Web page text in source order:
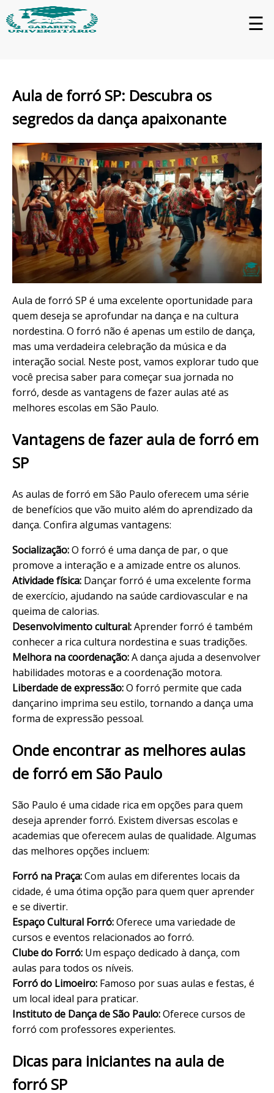
☰
Aula de forró SP: Descubra os
segredos da dança apaixonante
Aula de forró SP é uma excelente oportunidade para
quem deseja se aprofundar na dança e na cultura
nordestina. O forró não é apenas um estilo de dança,
mas uma verdadeira celebração da música e da
interação social. Neste post, vamos explorar tudo que
você precisa saber para começar sua jornada no
forró, desde as vantagens de fazer aulas até as
melhores escolas em São Paulo.
Vantagens de fazer aula de forró em
SP
As aulas de forró em São Paulo oferecem uma série
de benefícios que vão muito além do aprendizado da
dança. Confira algumas vantagens:
Socialização:O forró é uma dança de par, o que
promove a interação e a amizade entre os alunos.
Atividade física: Dançar forró é uma excelente forma
de exercício, ajudando na saúde cardiovascular e na
queima de calorias.
Desenvolvimento cultural:Aprender forró é também
conhecer a rica cultura nordestina e suas tradições.
Melhora na coordenação:A dança ajuda a desenvolver
habilidades motoras e a coordenação motora.
Liberdade de expressão:O forró permite que cada
dançarino imprima seu estilo, tornando a dança uma
forma de expressão pessoal.
Onde encontrar as melhores aulas
de forró em São Paulo
São Paulo é uma cidade rica em opções para quem
deseja aprender forró. Existem diversas escolas e
academias que oferecem aulas de qualidade. Algumas
das melhores opções incluem:
Forró na Praça:Com aulas em diferentes locais da
cidade, é uma ótima opção para quem quer aprender
e se divertir.
Espaço Cultural Forró:Oferece uma variedade de
cursos e eventos relacionados ao forró.
Clube do Forró: Um espaço dedicado à dança, com
aulas para todos os níveis.
Forró do Limoeiro: Famoso por suas aulas e festas, é
um local ideal para praticar.
Instituto de Dança de São Paulo:Oferece cursos de
forró com professores experientes.
Dicas para iniciantes na aula de
forró SP